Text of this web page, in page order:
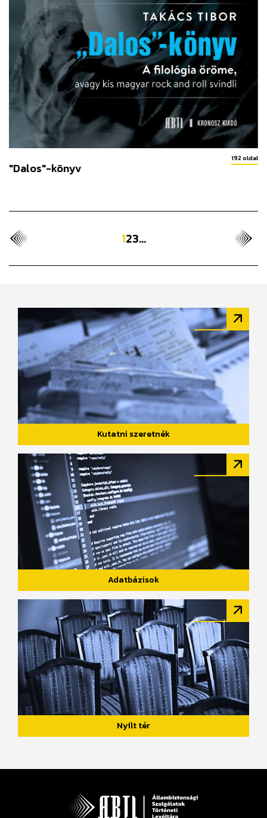
192 oldal
"Dalos"-könyv
123...
Kutatni szeretnék
Adatbázisok
Nyílt tér